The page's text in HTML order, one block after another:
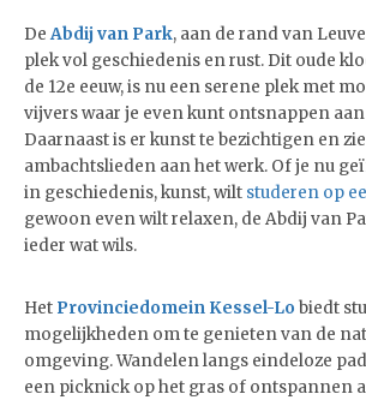
DeAbdij van Park, aan de rand van
plek vol geschiedenis en rust. Dit oude
de 12e eeuw, is nu een serene plek met
vijvers waar je even kunt ontsnappen
Daarnaast is er kunst te bezichtigen en
ambachtslieden aan het werk. Of je nu
in geschiedenis, kunst, wilt studeren op
gewoon even wilt relaxen, de Abdij van
ieder wat wils.
Het Provinciedomein Kessel-Lo biedt
mogelijkheden om te genieten van de
omgeving. Wandelen langs eindeloze
een picknick op het gras of ontspannen